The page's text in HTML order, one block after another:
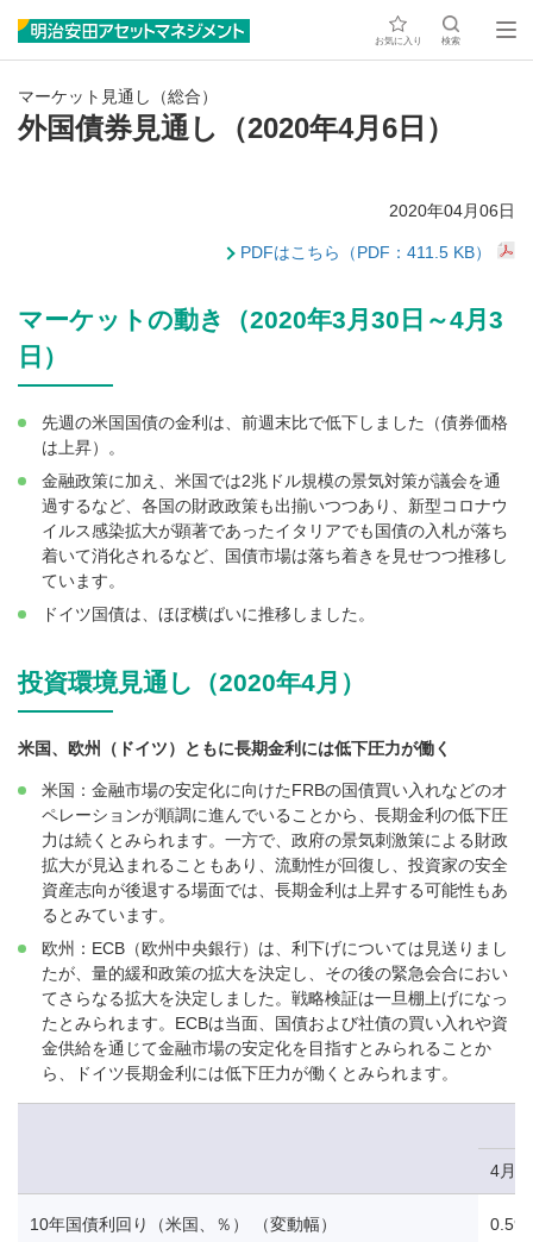
お気に入り 検索
マーケット見通し（総合）
外国債券見通し（2020年4月6日）
2020年04月06日
PDFはこちら（PDF：411.5 KB）
マーケットの動き（2020年3月30日～4月3
日）
先週の米国国債の金利は、前週末比で低下しました（債券価格
は上昇）。
金融政策に加え、米国では2兆ドル規模の景気対策が議会を通
過するなど、各国の財政政策も出揃いつつあり、新型コロナウ
イルス感染拡大が顕著であったイタリアでも国債の入札が落ち
着いて消化されるなど、国債市場は落ち着きを見せつつ推移し
ています。
ドイツ国債は、ほぼ横ばいに推移しました。
投資環境見通し（2020年4月）
米国、欧州（ドイツ）ともに長期金利には低下圧力が働く
米国：金融市場の安定化に向けたFRBの国債買い入れなどのオ
ペレーションが順調に進んでいることから、長期金利の低下圧
力は続くとみられます。一方で、政府の景気刺激策による財政
拡大が見込まれることもあり、流動性が回復し、投資家の安全
資産志向が後退する場面では、長期金利は上昇する可能性もあ
るとみています。
欧州：ECB（欧州中央銀行）は、利下げについては見送りまし
たが、量的緩和政策の拡大を決定し、その後の緊急会合におい
てさらなる拡大を決定しました。戦略検証は一旦棚上げになっ
たとみられます。ECBは当面、国債および社債の買い入れや資
金供給を通じて金融市場の安定化を目指すとみられることか
ら、ドイツ長期金利には低下圧力が働くとみられます。
4月3
10年国債利回り（米国、％） （変動幅） 0.59